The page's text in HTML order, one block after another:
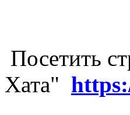
Посетить
Хата"